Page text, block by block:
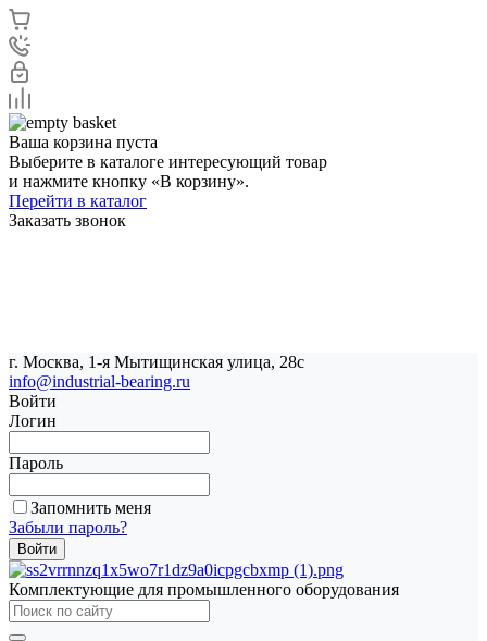
Ваша корзина пуста
Выберите в каталоге интересующий товар
и нажмите кнопку «В корзину».
Перейти в каталог
Заказать звонок
г. Москва, 1-я Мытищинская улица, 28с
info@industrial-bearing.ru
Войти
Логин
Пароль
Запомнить меня
Забыли пароль?
Комплектующие для промышленного оборудования